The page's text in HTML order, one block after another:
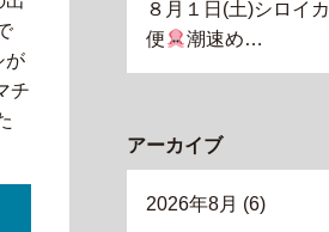
が
チ
８月１日(土)シロイカ
便
潮速め…
アーカイブ
2026年8月 (6)